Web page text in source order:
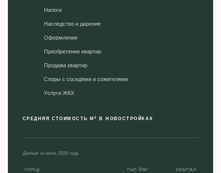
Налоги
Наследство и дарение
Оформление
Приобретение квартир
Продажа квартир
Споры с соседями и сожителями
Уcлуги ЖКХ
СРЕДНЯЯ СТОИМОСТЬ М2 В НОВОСТРОЙКАХ
Данные за июнь 2026 года
ГОРОД ТЫС. ₽/М² КВАРТАЛ